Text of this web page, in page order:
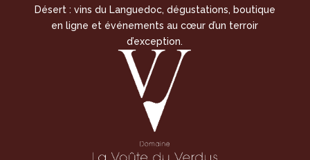
Désert : vins du Languedoc, dégustations, boutique
en ligne et événements au cœur d’un terroir
d’exception.